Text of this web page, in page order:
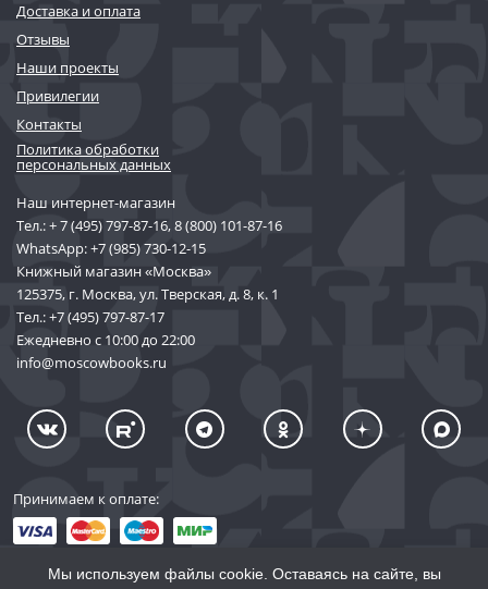
Доставка и оплата
Отзывы
Наши проекты
Привилегии
Контакты
Политика обработки
персональных данных
Наш интернет-магазин
Тел.:+ 7 (495) 797-87-16,8 (800) 101-87-16
WhatsApp:+7 (985) 730-12-15
Книжный магазин «Москва»
125375, г. Москва, ул. Тверская, д. 8, к. 1
Тел.:+7 (495) 797-87-17
Ежедневно с 10:00 до 22:00
info@moscowbooks.ru
Принимаем к оплате:
Мы используем файлы cookie. Оставаясь на сайте, вы